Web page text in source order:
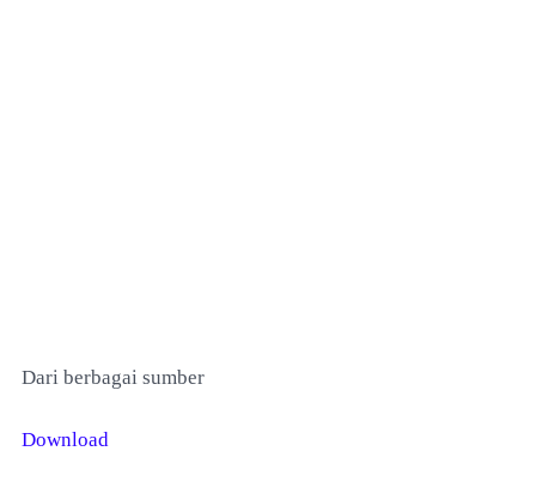
Dari berbagai sumber
Download